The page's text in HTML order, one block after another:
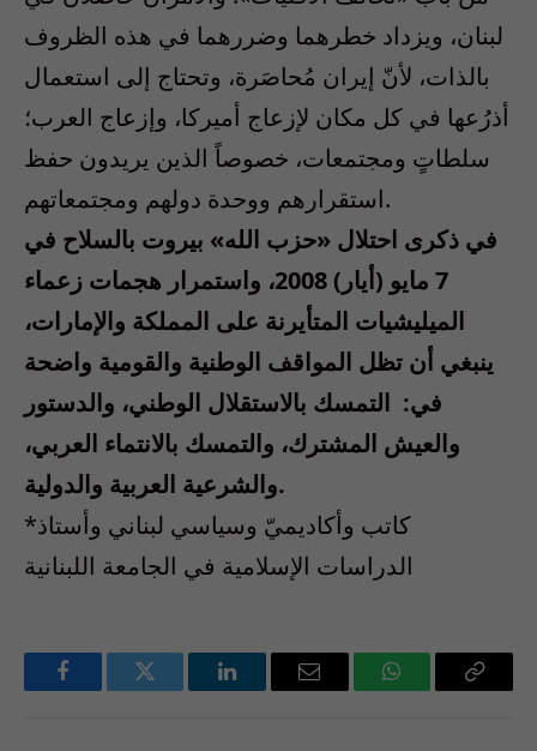
لبنان، ويزداد خطرهما وضررهما في هذه الظروف
بالذات، لأنّ إيران مُحاصَرة، وتحتاج إلى استعمال
أذرُعها في كل مكان لإزعاج أميركا، وإزعاج العرب؛
سلطاتٍ ومجتمعات، خصوصاً الذين يريدون حفظ
استقرارهم ووحدة دولهم ومجتمعاتهم.
في ذكرى احتلال «حزب الله» بيروت بالسلاح في
7 مايو (أيار) 2008، واستمرار هجمات زعماء
الميليشيات المتأيرنة على المملكة والإمارات،
ينبغي أن تظل المواقف الوطنية والقومية واضحة
في: التمسك بالاستقلال الوطني، والدستور
والعيش المشترك، والتمسك بالانتماء العربي،
والشرعية العربية والدولية.
*كاتب وأكاديميّ وسياسي لبناني وأستاذ
الدراسات الإسلامية في الجامعة اللبنانية
FacebookTwitter LinkedInEmail WhatsAppCopy